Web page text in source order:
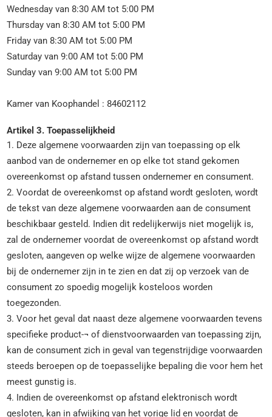
Wednesday van 8:30 AM tot 5:00 PM
Thursday van 8:30 AM tot 5:00 PM
Friday van 8:30 AM tot 5:00 PM
Saturday van 9:00 AM tot 5:00 PM
Sunday van 9:00 AM tot 5:00 PM
Kamer van Koophandel : 84602112
Artikel 3. Toepasselijkheid
1. Deze algemene voorwaarden zijn van toepassing op elk
aanbod van de ondernemer en op elke tot stand gekomen
overeenkomst op afstand tussen ondernemer en consument.
2. Voordat de overeenkomst op afstand wordt gesloten, wordt
de tekst van deze algemene voorwaarden aan de consument
beschikbaar gesteld. Indien dit redelijkerwijs niet mogelijk is,
zal de ondernemer voordat de overeenkomst op afstand wordt
gesloten, aangeven op welke wijze de algemene voorwaarden
bij de ondernemer zijn in te zien en dat zij op verzoek van de
consument zo spoedig mogelijk kosteloos worden
toegezonden.
3. Voor het geval dat naast deze algemene voorwaarden tevens
specifieke product-¬ of dienstvoorwaarden van toepassing zijn,
kan de consument zich in geval van tegenstrijdige voorwaarden
steeds beroepen op de toepasselijke bepaling die voor hem het
meest gunstig is.
4. Indien de overeenkomst op afstand elektronisch wordt
gesloten, kan in afwijking van het vorige lid en voordat de